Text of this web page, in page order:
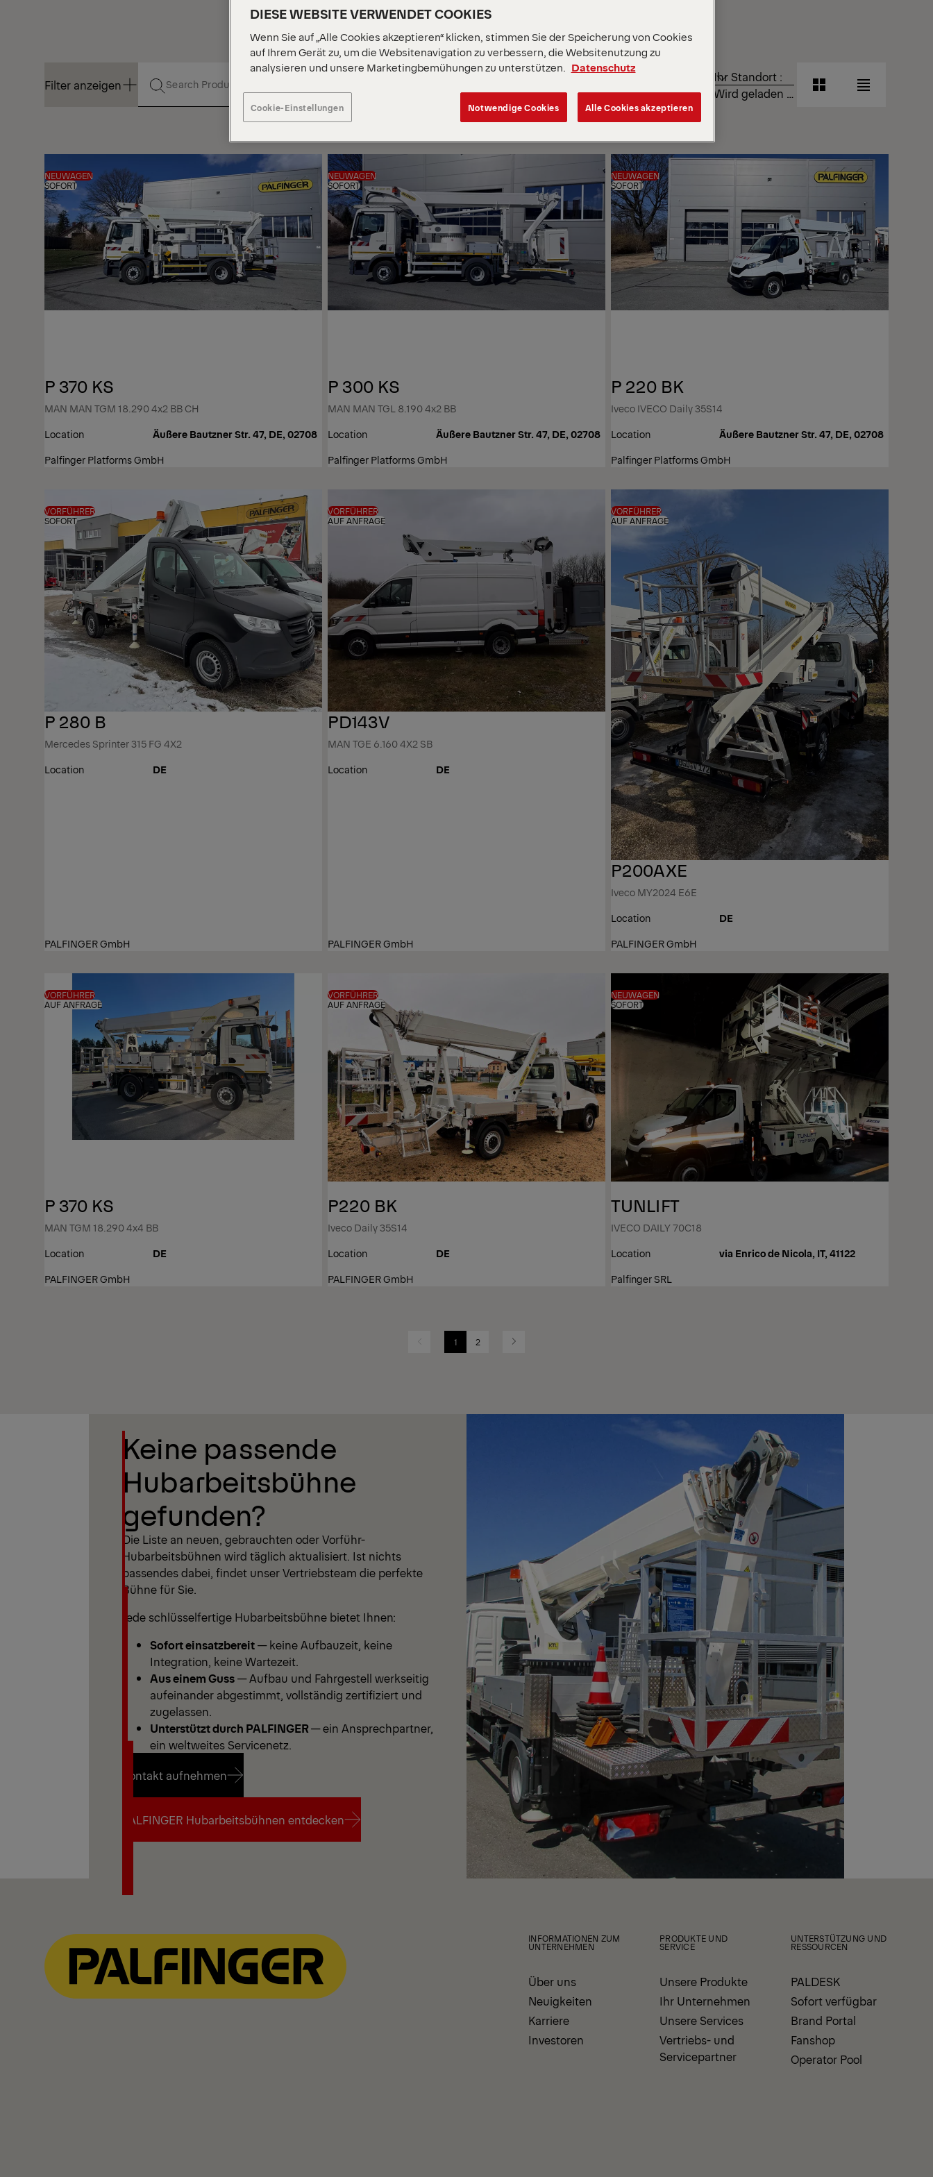
Filter anzeigen
SORTIEREN
Ihr Standort :
Wird geladen …
RasteransichtListenansicht
NEUWAGEN
SOFORT
P 370 KS
MAN MAN TGM 18.290 4x2 BB CH
Location
Äußere Bautzner Str. 47, DE, 02708
Palfinger Platforms GmbH
NEUWAGEN
SOFORT
P 300 KS
MAN MAN TGL 8.190 4x2 BB
Location
Äußere Bautzner Str. 47, DE, 02708
Palfinger Platforms GmbH
NEUWAGEN
SOFORT
P 220 BK
Iveco IVECO Daily 35S14
Location
Äußere Bautzner Str. 47, DE, 02708
Palfinger Platforms GmbH
VORFÜHRER
SOFORT
P 280 B
Mercedes Sprinter 315 FG 4X2
Location
DE
PALFINGER GmbH
VORFÜHRER
AUF ANFRAGE
PD143V
MAN TGE 6.160 4X2 SB
Location
DE
PALFINGER GmbH
VORFÜHRER
AUF ANFRAGE
P200AXE
Iveco MY2024 E6E
Location
DE
PALFINGER GmbH
VORFÜHRER
AUF ANFRAGE
P 370 KS
MAN TGM 18.290 4x4 BB
Location
DE
PALFINGER GmbH
VORFÜHRER
AUF ANFRAGE
P220 BK
Iveco Daily 35S14
Location
DE
PALFINGER GmbH
NEUWAGEN
SOFORT
TUNLIFT
IVECO DAILY 70C18
Location
via Enrico de Nicola, IT, 41122
Palfinger SRL
Previous 1 2 Next
Keine passende
Hubarbeitsbühne
gefunden?
Die Liste an neuen, gebrauchten oder Vorführ-
Hubarbeitsbühnen wird täglich aktualisiert. Ist nichts
passendes dabei, findet unser Vertriebsteam die perfekte
Bühne für Sie.
Jede schlüsselfertige Hubarbeitsbühne bietet Ihnen:
Sofort einsatzbereit— keine Aufbauzeit, keine
Integration, keine Wartezeit.
Aus einem Guss— Aufbau und Fahrgestell werkseitig
aufeinander abgestimmt, vollständig zertifiziert und
zugelassen.
Unterstützt durch PALFINGER— ein Ansprechpartner,
ein weltweites Servicenetz.
Kontakt aufnehmen
Kontakt aufnehmen
PALFINGER Hubarbeitsbühnen entdecken
INFORMATIONEN ZUM
UNTERNEHMEN
Über uns
Neuigkeiten
Karriere
Investoren
PRODUKTE UND
SERVICE
Unsere Produkte
Ihr Unternehmen
Unsere Services
Vertriebs- und
Servicepartner
UNTERSTÜTZUNG UND
RESSOURCEN
PALDESK
Sofort verfügbar
Brand Portal
Fanshop
Operator Pool
DIESE WEBSITE VERWENDET COOKIES
Wenn Sie auf „Alle Cookies akzeptieren“ klicken, stimmen Sie der Speicherung von Cookies
auf Ihrem Gerät zu, um die Websitenavigation zu verbessern, die Websitenutzung zu
analysieren und unsere Marketingbemühungen zu unterstützen.
Datenschutz
Cookie-Einstellungen Notwendige Cookies Alle Cookies akzeptieren